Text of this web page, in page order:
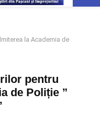
la Academia de
pentru
de Poliție ”